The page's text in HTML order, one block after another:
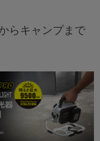
らキャンプまで